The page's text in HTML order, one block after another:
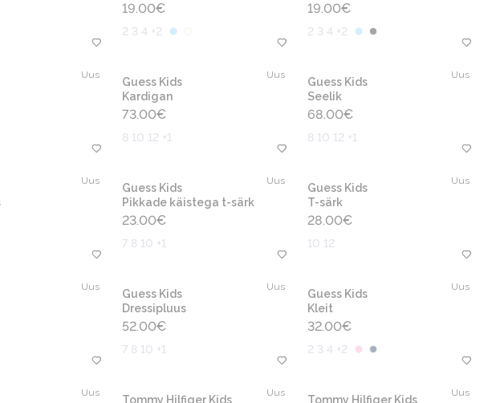
19.00€
2 3 4 +2
19.00€
2 3 4 +2
Uus Uus
Guess Kids
Kardigan
73.00€
8 10 12 +1
Uus
Guess Kids
Seelik
68.00€
8 10 12 +1
Uus Uus
Guess Kids
Pikkade käistega t-särk
23.00€
7 8 10 +1
Uus
Guess Kids
T-särk
28.00€
10 12
Uus Uus
Guess Kids
Dressipluus
52.00€
7 8 10 +1
Uus
Guess Kids
Kleit
32.00€
2 3 4 +2
Uus Uus
Tommy Hilfiger Kids
Uus
Tommy Hilfiger Kids